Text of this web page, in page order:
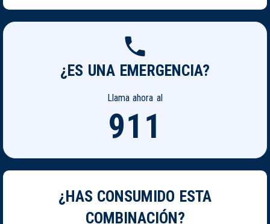
¿ES UNA EMERGENCIA?
Llama ahora al
911
¿HAS CONSUMIDO ESTA
COMBINACIÓN?